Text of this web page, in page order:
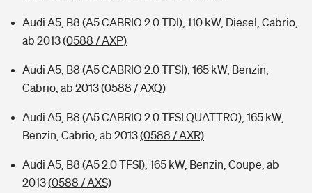
Audi A5, B8 (A5 CABRIO 2.0 TDI), 110 kW, Diesel, Cabrio,
ab 2013(0588 / AXP)
Audi A5, B8 (A5 CABRIO 2.0 TFSI), 165 kW, Benzin,
Cabrio, ab 2013(0588 / AXQ)
Audi A5, B8 (A5 CABRIO 2.0 TFSI QUATTRO), 165 kW,
Benzin, Cabrio, ab 2013(0588 / AXR)
Audi A5, B8 (A5 2.0 TFSI), 165 kW, Benzin, Coupe, ab
2013(0588 / AXS)